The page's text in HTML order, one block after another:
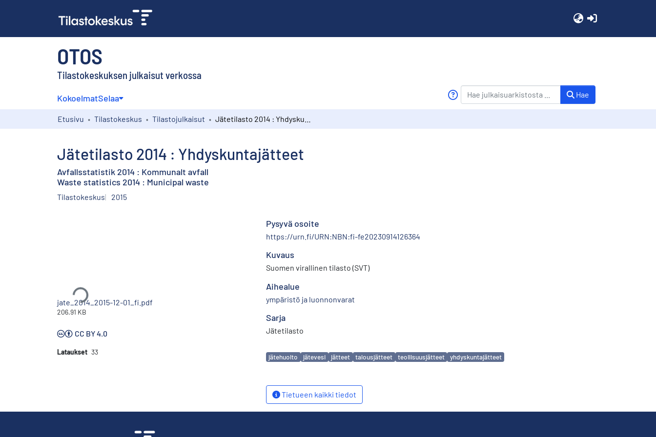
OTOS
Tilastokeskuksen julkaisut verkossa
KokoelmatSelaa Hae
Etusivu Tilastokeskus Tilastojulkaisut
Jätetilasto 2014 : Yhdyskuntajätteet
Avfallsstatistik 2014 : Kommunalt avfall
Waste statistics 2014 : Municipal waste
Tilastokeskus 2015
Ladataan...
jate_2014_2015-12-01_fi.pdf
206.91 KB
CC BY 4.0
Lataukset 33
Pysyvä osoite
https://urn.fi/URN:NBN:fi-fe20230914126364
Kuvaus
Suomen virallinen tilasto (SVT)
Aihealue
ympäristö ja luonnonvarat
Sarja
Jätetilasto
Avainsanat
jätehuolto jätevesi jätteet talousjätteet teollisuusjätteet yhdyskuntajätteet
Tietueen kaikki tiedot